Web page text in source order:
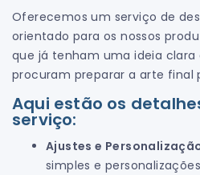
Oferecemos um serviço de
orientado para os nossos
que já tenham uma ideia clara
procuram preparar a arte final
Aqui estão os
serviço:
Ajustes e
simples e